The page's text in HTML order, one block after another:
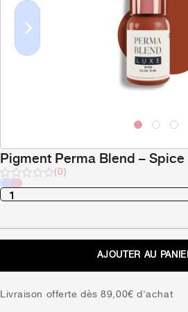
Previous
Pigment Perma Blend – Spice
Note
sur
(0)
AJOUTER AU
Livraison offerte dès 89,00€ d'achat